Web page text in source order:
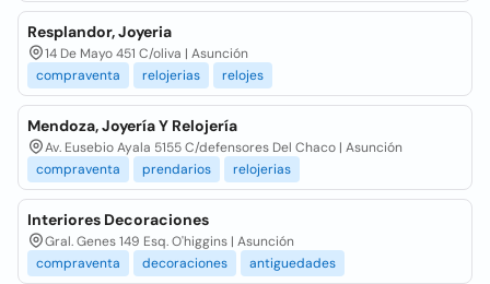
Resplandor, Joyeria
14 De Mayo 451 C/oliva | Asunción
compraventa
relojerias relojes
Mendoza, Joyería Y Relojería
Av. Eusebio Ayala 5155 C/defensores Del Chaco | Asunción
compraventa
prendarios relojerias
Interiores Decoraciones
Gral. Genes 149 Esq. O'higgins | Asunción
compraventa
decoraciones antiguedades